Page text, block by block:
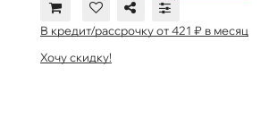
В кредит/рассрочку от 421 ₽ в месяц
Хочу скидку!